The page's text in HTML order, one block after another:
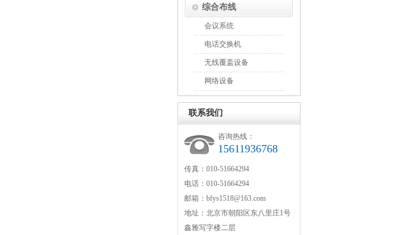
综合布线
会议系统
电话交换机
无线覆盖设备
网络设备
联系我们
咨询热线：
15611936768
传真：010-51664294
电话：010-51664294
邮箱：bfys1518@163.com
地址：北京市朝阳区东八里庄1号
鑫雅写字楼二层